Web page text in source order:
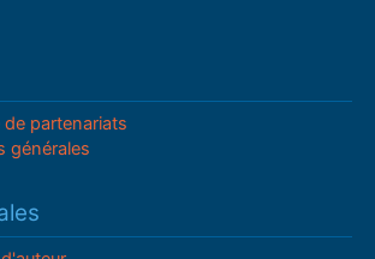
partenariats
générales